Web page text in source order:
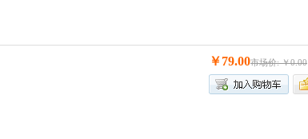
￥79.00市场价: ￥0.00